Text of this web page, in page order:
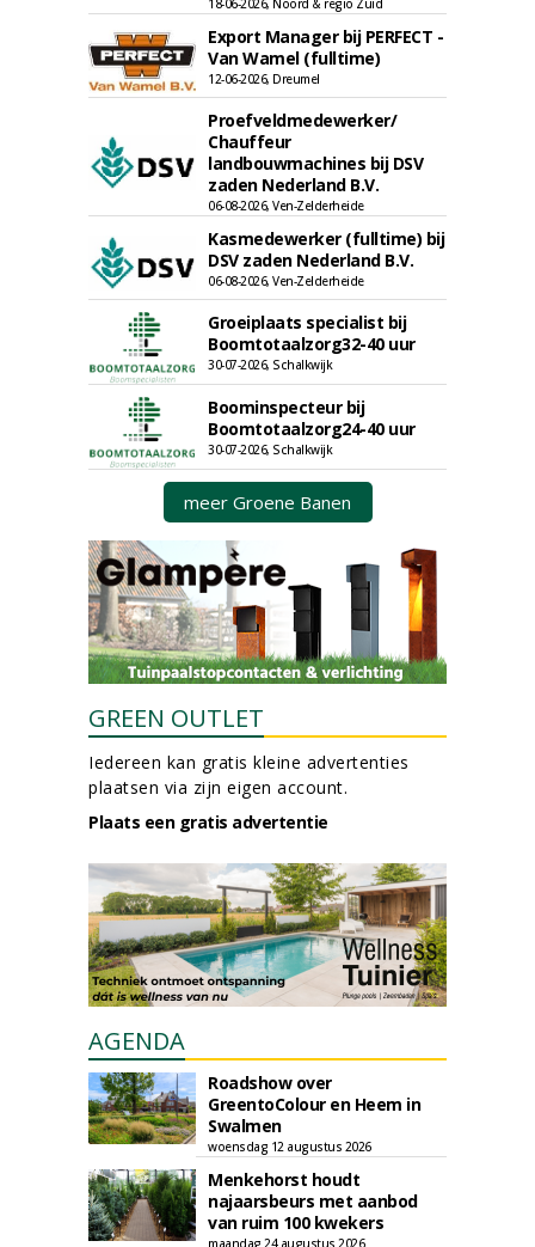
18-06-2026, Noord & regio Zuid
Export Manager bij PERFECT -
Van Wamel (fulltime)
12-06-2026, Dreumel
Proefveldmedewerker/
Chauffeur
landbouwmachines bij DSV
zaden Nederland B.V.
06-08-2026, Ven-Zelderheide
Kasmedewerker (fulltime) bij
DSV zaden Nederland B.V.
06-08-2026, Ven-Zelderheide
Groeiplaats specialist bij
Boomtotaalzorg32-40 uur
30-07-2026, Schalkwijk
Boominspecteur bij
Boomtotaalzorg24-40 uur
30-07-2026, Schalkwijk
meer Groene Banen
GREEN OUTLET
Iedereen kan gratis kleine advertenties
plaatsen via zijn eigen account.
Plaats een gratis advertentie
AGENDA
Roadshow over
GreentoColour en Heem in
Swalmen
woensdag 12 augustus 2026
Menkehorst houdt
najaarsbeurs met aanbod
van ruim 100 kwekers
maandag 24 augustus 2026